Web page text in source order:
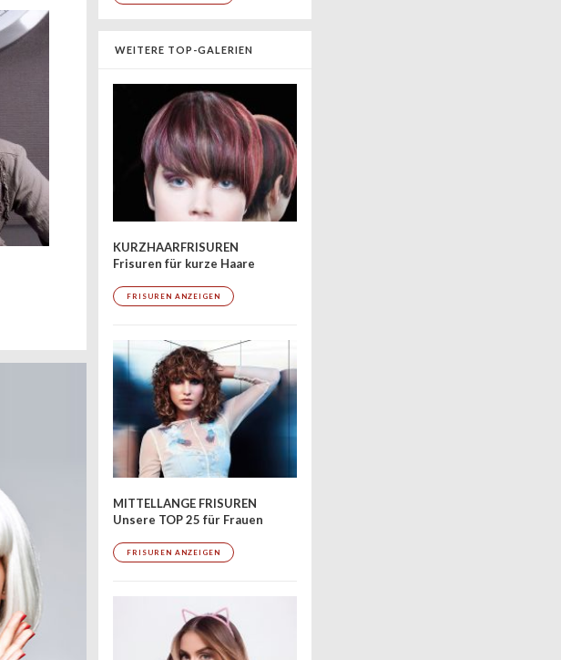
WEITERE TOP-GALERIEN
KURZHAARFRISUREN
Frisuren für kurze Haare
FRISUREN ANZEIGEN
MITTELLANGE FRISUREN
Unsere TOP 25 für Frauen
FRISUREN ANZEIGEN